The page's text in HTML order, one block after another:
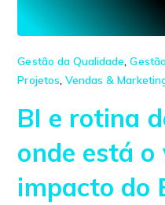
Gestão da Qualidade,
Projetos, Vendas &
BI e rotina
onde está o
impacto do